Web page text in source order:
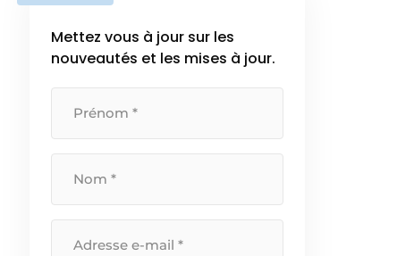
Mettez vous à jour sur les
nouveautés et les mises à jour.